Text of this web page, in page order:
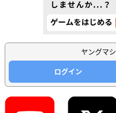
ヤングマ
ログイン